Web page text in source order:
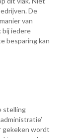
De
van
bij iedere
besparing kan
stelling
gekeken wordt